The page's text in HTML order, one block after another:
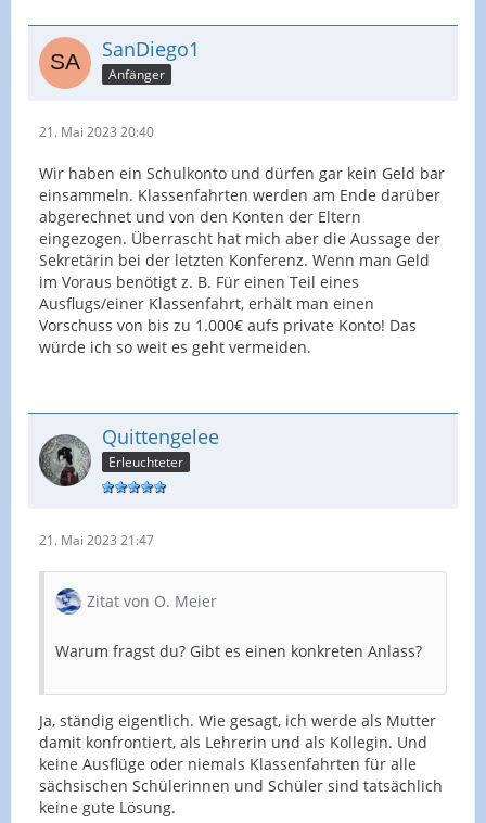
SanDiego1
Anfänger
21. Mai 2023 20:40
Wir haben ein Schulkonto und dürfen gar kein Geld bar
einsammeln. Klassenfahrten werden am Ende darüber
abgerechnet und von den Konten der Eltern
eingezogen. Überrascht hat mich aber die Aussage der
Sekretärin bei der letzten Konferenz. Wenn man Geld
im Voraus benötigt z. B. Für einen Teil eines
Ausflugs/einer Klassenfahrt, erhält man einen
Vorschuss von bis zu 1.000€ aufs private Konto! Das
würde ich so weit es geht vermeiden.
Quittengelee
Erleuchteter
21. Mai 2023 21:47
Zitat von O. Meier
Warum fragst du? Gibt es einen konkreten Anlass?
Ja, ständig eigentlich. Wie gesagt, ich werde als Mutter
damit konfrontiert, als Lehrerin und als Kollegin. Und
keine Ausflüge oder niemals Klassenfahrten für alle
sächsischen Schülerinnen und Schüler sind tatsächlich
keine gute Lösung.